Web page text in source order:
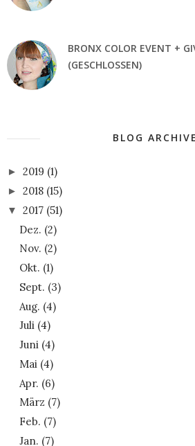
BRONX COLOR EVENT +
(GESCHLOSSEN)
BLOG ARCHIVE
► 2019 (1)
► 2018 (15)
▼ 2017 (51)
Dez. (2)
Nov. (2)
Okt. (1)
Sept. (3)
Aug. (4)
Juli (4)
Juni (4)
Mai (4)
Apr. (6)
März (7)
Feb. (7)
Jan. (7)